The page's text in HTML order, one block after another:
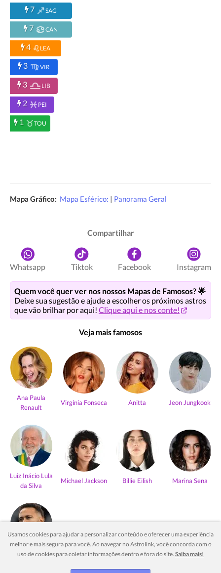
7 SAG
7 CAN
4 LEA
3 VIR
3 LIB
2 PEI
1 TOU
Mapa Gráfico: Mapa Esférico: | Panorama Geral
Compartilhar
Whatsapp Tiktok Facebook Instagram
Quem você quer ver nos nossos Mapas de Famosos? 🌟
Deixe sua sugestão e ajude a escolher os próximos astros
que vão brilhar por aqui! Clique aqui e nos conte!
Veja mais famosos
Ana Paula
Renault
Virgínia Fonseca Anitta Jeon Jungkook
Luiz Inácio Lula
da Silva
Michael Jackson Billie Eilish Marina Sena
Neymar Jr
Usamos cookies para ajudar a personalizar conteúdo e oferecer uma experiência
melhor e mais segura para você. Ao navegar no Astrolink, você concorda com o
uso de cookies para coletar informações dentro e fora do site. Saiba mais!